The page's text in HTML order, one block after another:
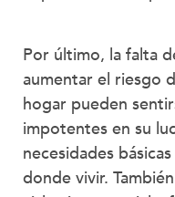
Por último, la falta
aumentar el riesgo
hogar pueden
impotentes en su
necesidades
donde vivir.